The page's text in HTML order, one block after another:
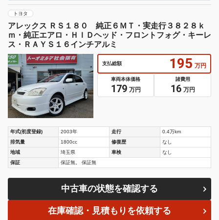
トヨタ
アレックス ＲＳ１８０ 純正６ＭＴ・実走行３８２８ｋ
ｍ・純正エアロ・ＨＩＤヘッド・フロントフォグ・キーレ
ス・ＲＡＹＳ１６インチアルミ
支払総額 195 万円
車両本体価格
179 万円
諸費用
16 万円
年式(初度登録) 2003年 走行
0.4万km
排気量
1800cc 修復歴
なし
地域
埼玉県 車検
なし
保証
保証無。 保証無
中古車の状態を確認する
在庫確認・見積もりを依頼する